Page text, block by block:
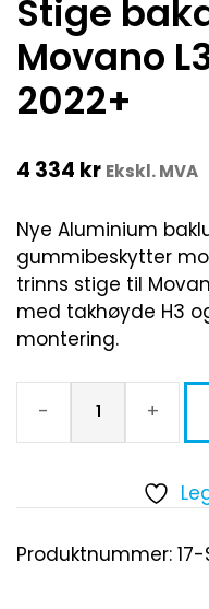
Stige
Movano
2022+
4 334 kr Ekskl. MVA
Nye Aluminium
gummibeskytter
trinns stige til
med takhøyde H3
montering.
- +
Produktnummer: